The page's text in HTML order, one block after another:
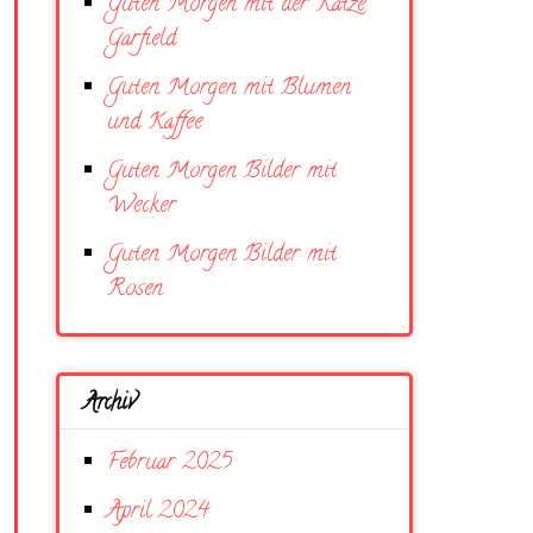
Garfield
Guten Morgen mit Blumen
und Kaffee
Guten Morgen Bilder mit
Wecker
Guten Morgen Bilder mit
Rosen
Archiv
Februar 2025
April 2024